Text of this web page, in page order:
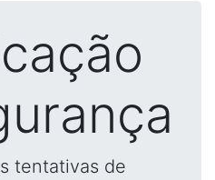
tentativas de